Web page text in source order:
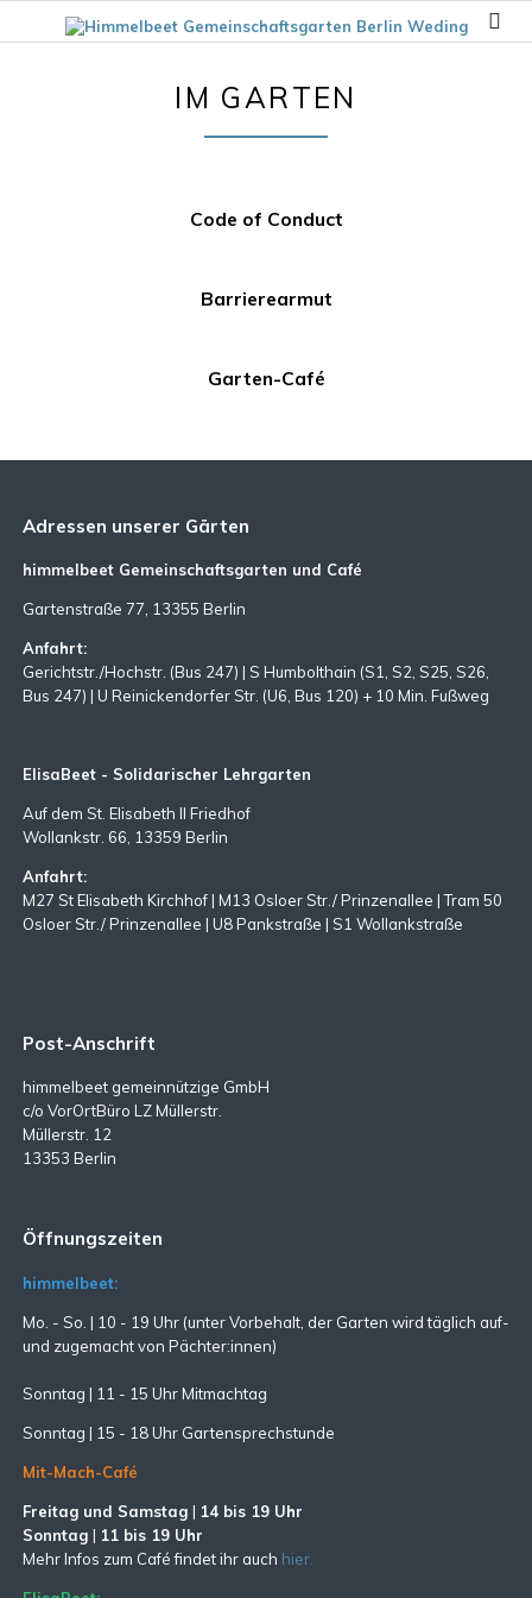
IM GARTEN
Code of Conduct
Barrierearmut
Garten-Café
Adressen unserer Gärten
himmelbeet Gemeinschaftsgarten und Café
Gartenstraße 77, 13355 Berlin
Anfahrt:
Gerichtstr./Hochstr. (Bus 247) | S Humbolthain (S1, S2, S25, S26,
Bus 247) | U Reinickendorfer Str. (U6, Bus 120) + 10 Min. Fußweg
ElisaBeet - Solidarischer Lehrgarten
Auf dem St. Elisabeth II Friedhof
Wollankstr. 66, 13359 Berlin
Anfahrt:
M27 St Elisabeth Kirchhof | M13 Osloer Str./ Prinzenallee | Tram 50
Osloer Str./ Prinzenallee | U8 Pankstraße | S1 Wollankstraße
Post-Anschrift
himmelbeet gemeinnützige GmbH
c/o VorOrtBüro LZ Müllerstr.
Müllerstr. 12
13353 Berlin
Öffnungszeiten
himmelbeet:
Mo. - So. | 10 - 19 Uhr (unter Vorbehalt, der Garten wird täglich auf-
und zugemachtvon Pächter:innen)
Sonntag | 11 - 15 Uhr Mitmachtag
Sonntag | 15 - 18 Uhr Gartensprechstunde
Mit-Mach-Café
Freitag und Samstag | 14 bis 19 Uhr
Sonntag | 11 bis 19 Uhr
Mehr Infos zum Café findet ihr auch hier.